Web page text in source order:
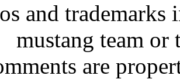
and trademarks
mustang team or
are